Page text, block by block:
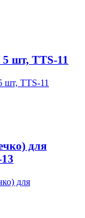
шт, TTS-11
для